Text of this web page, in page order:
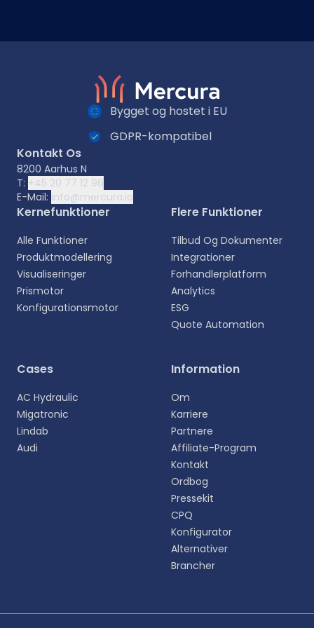
Vælg sprog
oplevelse.
Svenska
Bygget og hostet i EU
GDPR-kompatibel
Kontakt Os
8200 Aarhus N
T: +45 20 77 12 96
E-Mail: info@mercura.io
Kernefunktioner
Alle Funktioner
Produktmodellering
Visualiseringer
Prismotor
Konfigurationsmotor
Flere Funktioner
Tilbud Og Dokumenter
Integrationer
Forhandlerplatform
Analytics
ESG
Quote Automation
Cases
AC Hydraulic
Migatronic
Lindab
Audi
Information
Om
Karriere
Partnere
Affiliate-Program
Kontakt
Ordbog
Pressekit
CPQ
Konfigurator
Alternativer
Brancher